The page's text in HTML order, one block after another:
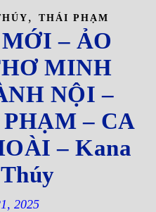
, THÁI PHẠM
– ẢO
MINH
NỘI –
– CA
– Kana
2025